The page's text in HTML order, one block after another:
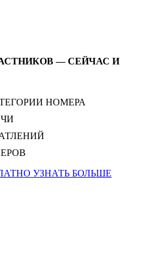
— СЕЙЧАС И
НОМЕРА
УЗНАТЬ БОЛЬШЕ